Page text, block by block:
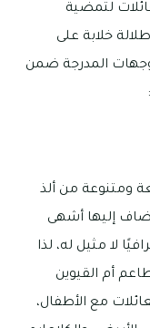
لتمضية
خلابة على
المدرجة ضمن
ومتنوعة من ألذ
تضاف إليها أشهى
لا مثيل له، لذا
أم القيوين
مع الأطفال،